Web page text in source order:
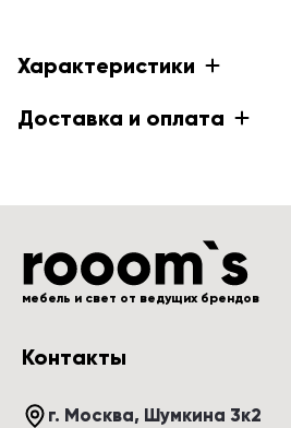
Характеристики
Доставка и оплата
мебель и свет от ведущих брендов
Контакты
г. Москва, Шумкина 3к2